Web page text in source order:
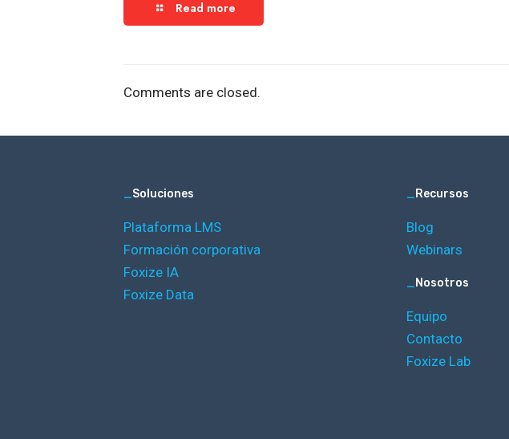
Read more
Comments are closed.
_Soluciones
Plataforma LMS
Formación corporativa
Foxize IA
Foxize Data
_Recursos
Blog
Webinars
_Nosotros
Equipo
Contacto
Foxize Lab